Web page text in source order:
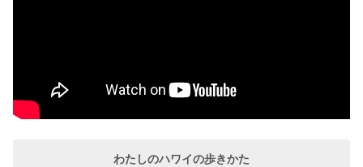
わたしのハワイの歩きかた